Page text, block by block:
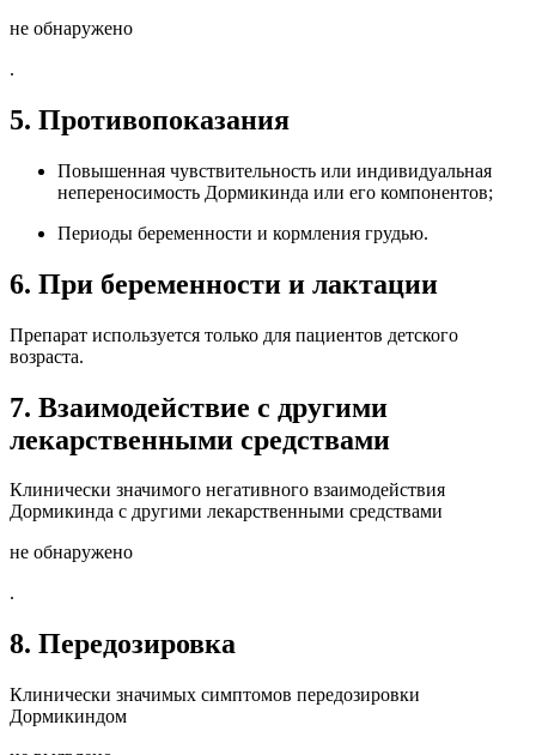
не обнаружено
.
5. Противопоказания
Повышенная чувствительность или индивидуальная
непереносимость Дормикинда или его компонентов;
Периоды беременности и кормления грудью.
6. При беременности и лактации
Препарат используется только для пациентов детского
возраста.
7. Взаимодействие с другими
лекарственными средствами
Клинически значимого негативного взаимодействия
Дормикинда с другими лекарственными средствами
не обнаружено
.
8. Передозировка
Клинически значимых симптомов передозировки
Дормикиндом